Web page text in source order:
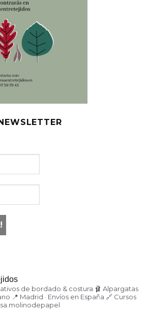
de bordado & costura 🩰 Alpargatas
📍 Madrid · Envíos en España 🔗 Cursos